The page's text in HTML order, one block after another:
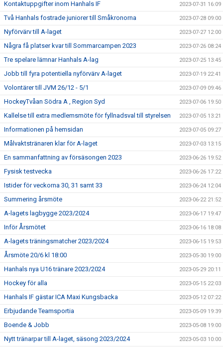
Kontaktuppgifter inom Hanhals IF 2023-07-31 16:09
Två Hanhals fostrade juniorer till Småkronorna 2023-07-28 09:00
Nyförvärv till A-laget 2023-07-27 12:00
Några få platser kvar till Sommarcampen 2023 2023-07-26 08:24
Tre spelare lämnar Hanhals A-lag 2023-07-25 13:45
Jobb till fyra potentiella nyförvärv A-laget 2023-07-19 22:41
Volontärer till JVM 26/12 - 5/1 2023-07-09 09:46
HockeyTvåan Södra A , Region Syd 2023-07-06 19:50
Kallelse till extra medlemsmöte för fyllnadsval till styrelsen 2023-07-05 13:21
Informationen på hemsidan 2023-07-05 09:27
Målvaktstränaren klar för A-laget 2023-07-03 13:15
En sammanfattning av försäsongen 2023 2023-06-26 19:52
Fysisk testvecka 2023-06-26 17:22
Istider för veckorna 30, 31 samt 33 2023-06-24 12:04
Summering årsmöte 2023-06-22 21:52
A-lagets lagbygge 2023/2024 2023-06-17 19:47
Inför Årsmötet 2023-06-16 18:08
A-lagets träningsmatcher 2023/2024 2023-06-15 19:53
Årsmöte 20/6 kl 18:00 2023-05-30 19:00
Hanhals nya U16 tränare 2023/2024 2023-05-29 20:11
Hockey för alla 2023-05-15 22:03
Hanhals IF gästar ICA Maxi Kungsbacka 2023-05-12 07:22
Erbjudande Teamsportia 2023-05-09 19:39
Boende & Jobb 2023-05-08 19:00
Nytt tränarpar till A-laget, säsong 2023/2024 2023-05-03 10:00